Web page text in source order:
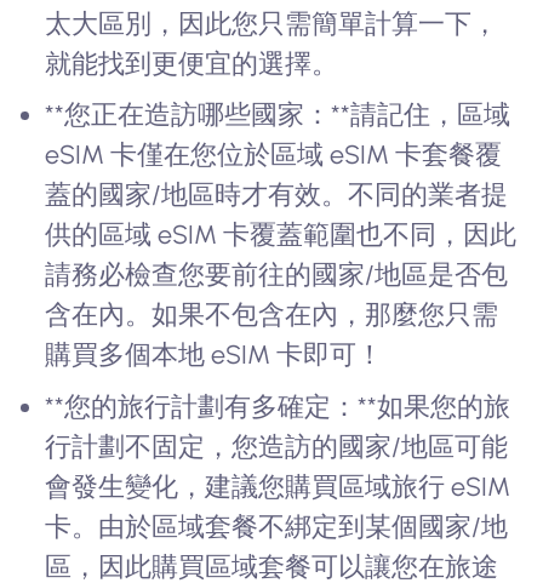
太大區別，因此您只需簡單計算一下，
就能找到更便宜的選擇。
**您正在造訪哪些國家：**請記住，區域
eSIM 卡僅在您位於區域 eSIM 卡套餐覆
蓋的國家/地區時才有效。不同的業者提
供的區域 eSIM 卡覆蓋範圍也不同，因此
請務必檢查您要前往的國家/地區是否包
含在內。如果不包含在內，那麼您只需
購買多個本地 eSIM 卡即可！
**您的旅行計劃有多確定：**如果您的旅
行計劃不固定，您造訪的國家/地區可能
會發生變化，建議您購買區域旅行 eSIM
卡。由於區域套餐不綁定到某個國家/地
區，因此購買區域套餐可以讓您在旅途